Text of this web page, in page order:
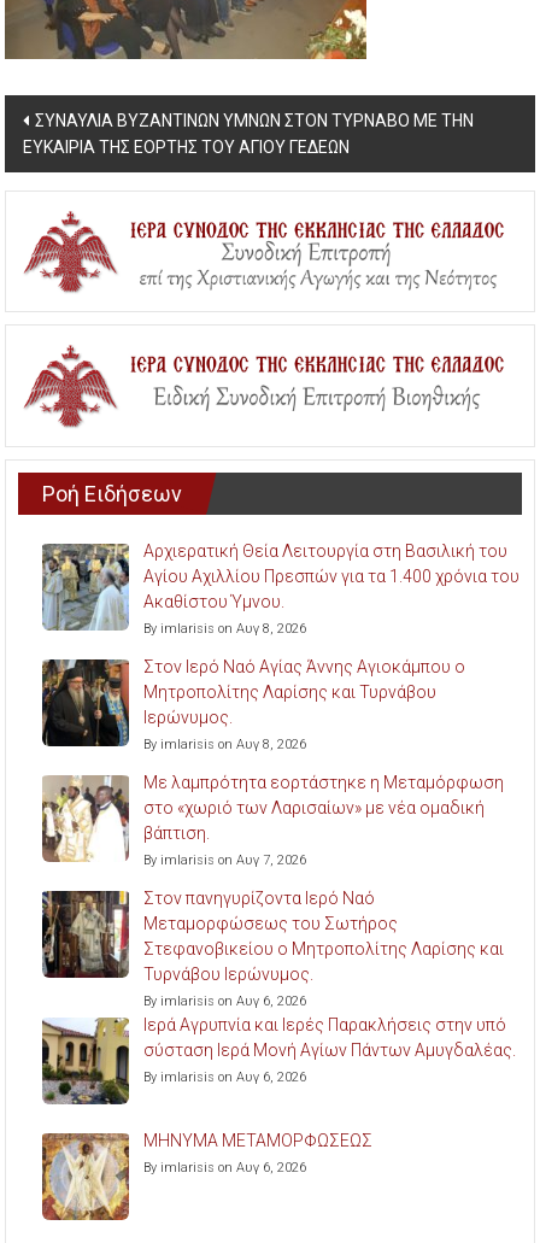
Post
navigation
ΣΥΝΑΥΛΙΑ ΒΥΖΑΝΤΙΝΩΝ ΥΜΝΩΝ ΣΤΟΝ ΤΥΡΝΑΒΟ ΜΕ ΤΗΝ
ΕΥΚΑΙΡΙΑ ΤΗΣ ΕΟΡΤΗΣ ΤΟΥ ΑΓΙΟΥ ΓΕΔΕΩΝ
Ροή Ειδήσεων
Αρχιερατική Θεία Λειτουργία στη Βασιλική του
Αγίου Αχιλλίου Πρεσπών για τα 1.400 χρόνια του
Ακαθίστου Ύμνου.
By imlarisis on Αυγ 8, 2026
Στον Ιερό Ναό Αγίας Άννης Αγιοκάμπου ο
Μητροπολίτης Λαρίσης και Τυρνάβου
Ιερώνυμος.
By imlarisis on Αυγ 8, 2026
Με λαμπρότητα εορτάστηκε η Μεταμόρφωση
στο «χωριό των Λαρισαίων» με νέα ομαδική
βάπτιση.
By imlarisis on Αυγ 7, 2026
Στον πανηγυρίζοντα Ιερό Ναό
Μεταμορφώσεως του Σωτήρος
Στεφανοβικείου ο Μητροπολίτης Λαρίσης και
Τυρνάβου Ιερώνυμος.
By imlarisis on Αυγ 6, 2026
Ιερά Αγρυπνία και Ιερές Παρακλήσεις στην υπό
σύσταση Ιερά Μονή Αγίων Πάντων Αμυγδαλέας.
By imlarisis on Αυγ 6, 2026
ΜΗΝΥΜΑ ΜΕΤΑΜΟΡΦΩΣΕΩΣ
By imlarisis on Αυγ 6, 2026